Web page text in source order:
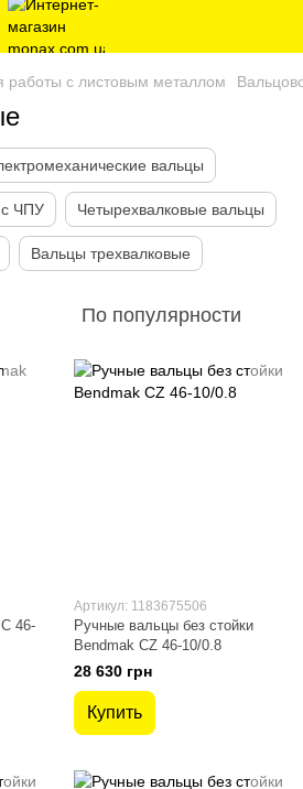
работы с листовым металлом
вальцы
с ЧПУ Четырехвалковые вальцы
Вальцы трехвалковые
По популярности
46-
Артикул: 1183675506
Ручные вальцы без стойки
Bendmak CZ 46-10/0.8
28 630 грн
Купить